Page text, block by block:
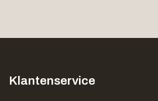
Klantenservice